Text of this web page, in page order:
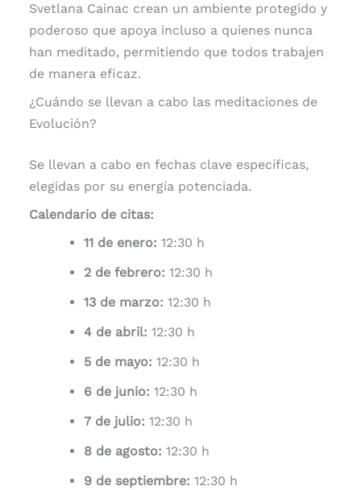
Svetlana Cainac crean un ambiente protegido y
poderoso que apoya incluso a quienes nunca
han meditado, permitiendo que todos trabajen
de manera eficaz.
¿Cuándo se llevan a cabo las meditaciones de
Evolución?
Se llevan a cabo en fechas clave específicas,
elegidas por su energía potenciada.
Calendario de citas:
11 de enero: 12:30 h
2 de febrero: 12:30 h
13 de marzo: 12:30 h
4 de abril: 12:30 h
5 de mayo: 12:30 h
6 de junio: 12:30 h
7 de julio: 12:30 h
8 de agosto: 12:30 h
9 de septiembre: 12:30 h